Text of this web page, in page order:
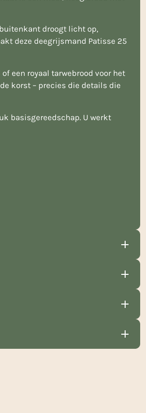
droogt licht op,
deze deegrijsmand Patisse 25
een royaal tarwebrood voor het
korst – precies die details die
basisgereedschap. U werkt